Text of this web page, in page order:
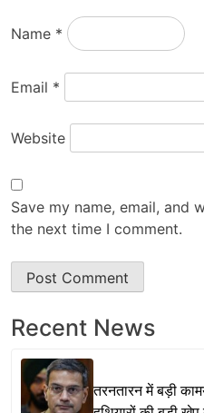
Name *
Email *
Website
Save my name, email, and
the next time I comment.
Recent News
तरनतारन में बड़ी